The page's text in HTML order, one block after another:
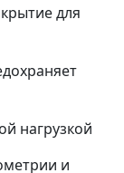
для
нагрузкой
и